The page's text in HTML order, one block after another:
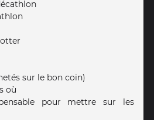
sur le bon coin)
où
pour mettre sur les